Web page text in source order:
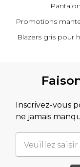
Promotions
Blazers gris pour
Inscrivez-vous
ne jamais